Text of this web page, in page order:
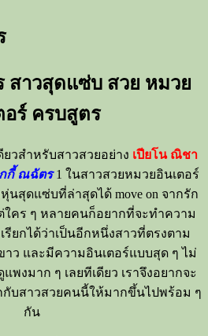
สาวสุดแซ่บ สวย หมวย
อร์ ครบสูตร
วสำหรับสาวสวยอย่าง เปียโน ณิชา
กี้ ณฉัตร1 ในสาวสวยหมวยอินเตอร์
นสุดแซ่บที่ล่าสุดได้ move on จากรัก
ใคร ๆ หลายคนก็อยากที่จะทำความ
ยกได้ว่าเป็นอีกหนึ่งสาวที่ตรงตาม
ว และมีความอินเตอร์แบบสุด ๆ ไม่
งมาก ๆ เลยทีเดียว เราจึงอยากจะ
บสาวสวยคนนี้ให้มากขึ้นไปพร้อม ๆ
กัน